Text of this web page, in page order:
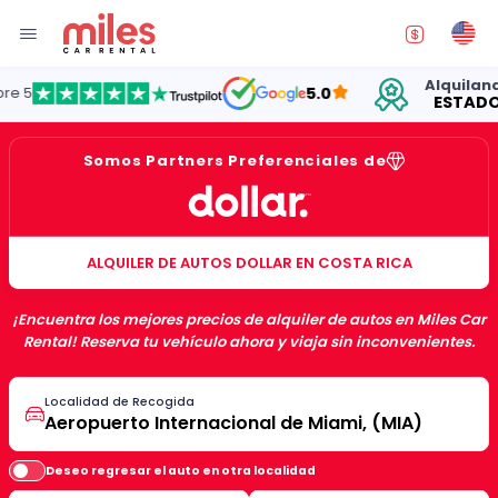
5.0 Alquilando
ESTADOS
Somos Partners Preferenciales de
ALQUILER DE AUTOS DOLLAR EN COSTA RICA
¡Encuentra los mejores precios de alquiler de autos en Miles Car
Rental! Reserva tu vehículo ahora y viaja sin inconvenientes.
Localidad de Recogida
Deseo regresar el auto en otra localidad